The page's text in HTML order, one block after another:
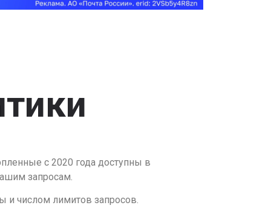
с 2020 года доступны в
запросам.
и числом лимитов запросов.